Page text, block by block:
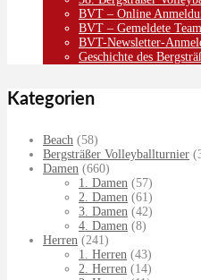
BVT – Online
BVT – Gemeldete
BVT-Newsletter-
Geschichte des
Kategorien
Beach (58)
Bergsträßer Volleyballturnier
Damen (660)
1. Damen (57)
2. Damen (61)
3. Damen (42)
4. Damen (8)
Herren (241)
1. Herren (43)
2. Herren (14)